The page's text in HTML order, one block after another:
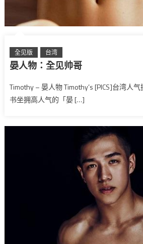
全见版 台湾
晏人物：全见帅哥
Timothy – 晏人物 Timothy’s [PICS]台湾人
书坐拥高人气的「晏 […]